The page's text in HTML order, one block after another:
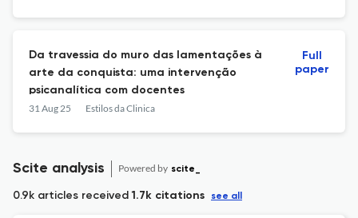
Da travessia do muro das lamentações à
arte da conquista: uma intervenção
psicanalítica com docentes
31 Aug 25 Estilos da Clinica
Full
paper
Scite analysis Powered by scite_
0.9k articles received1.7k citations see all